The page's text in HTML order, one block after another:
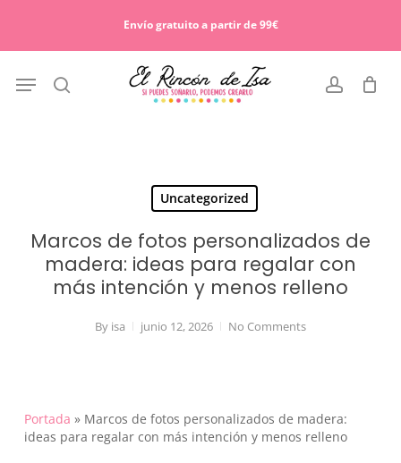
Envío gratuito a partir de 99€
search account
Menu
Cart
Uncategorized
Marcos de fotos personalizados de
madera: ideas para regalar con
más intención y menos relleno
By isa junio 12, 2026 No Comments
Portada » Marcos de fotos personalizados de madera:
ideas para regalar con más intención y menos relleno